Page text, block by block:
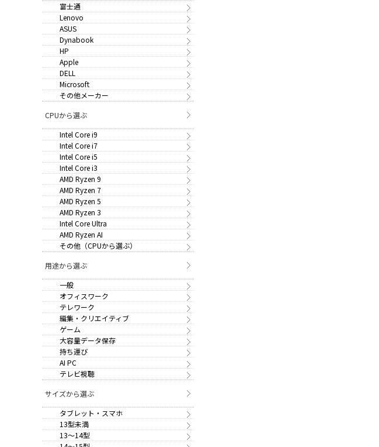
富士通
Lenovo
ASUS
Dynabook
HP
Apple
DELL
Microsoft
その他メーカー
CPUから選ぶ
Intel Core i9
Intel Core i7
Intel Core i5
Intel Core i3
AMD Ryzen 9
AMD Ryzen 7
AMD Ryzen 5
AMD Ryzen 3
Intel Core Ultra
AMD Ryzen AI
その他（CPUから選ぶ）
用途から選ぶ
一般
オフィスワーク
テレワーク
編集・クリエイティブ
ゲーム
大容量データ保存
持ち運び
AI PC
テレビ視聴
サイズから選ぶ
タブレット・スマホ
13型未満
13～14型